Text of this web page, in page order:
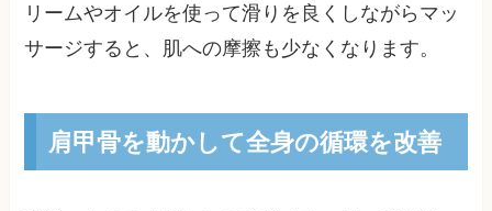
リームやオイルを使って滑りを良くしながらマッ
サージすると、肌への摩擦も少なくなります。
肩甲骨を動かして全身の循環を改善